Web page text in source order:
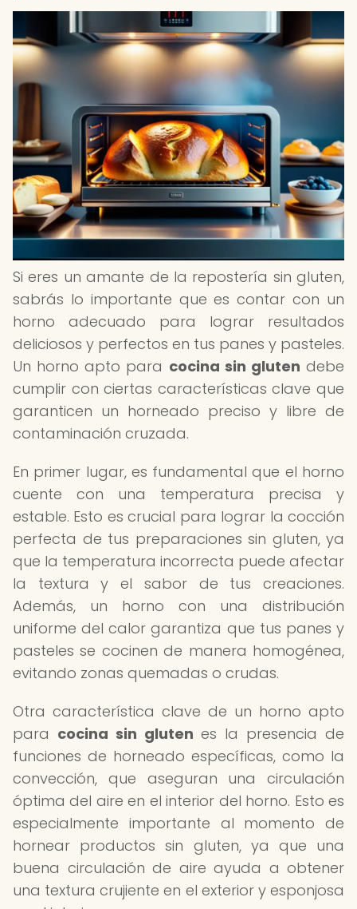
Si eres un amante de la repostería sin gluten,
sabrás lo importante que es contar con un
horno adecuado para lograr resultados
deliciosos y perfectos en tus panes y pasteles.
Un horno apto para cocina sin gluten debe
cumplir con ciertas características clave que
garanticen un horneado preciso y libre de
contaminación cruzada.
En primer lugar, es fundamental que el horno
cuente con una temperatura precisa y
estable. Esto es crucial para lograr la cocción
perfecta de tus preparaciones sin gluten, ya
que la temperatura incorrecta puede afectar
la textura y el sabor de tus creaciones.
Además, un horno con una distribución
uniforme del calor garantiza que tus panes y
pasteles se cocinen de manera homogénea,
evitando zonas quemadas o crudas.
Otra característica clave de un horno apto
para cocina sin gluten es la presencia de
funciones de horneado específicas, como la
convección, que aseguran una circulación
óptima del aire en el interior del horno. Esto es
especialmente importante al momento de
hornear productos sin gluten, ya que una
buena circulación de aire ayuda a obtener
una textura crujiente en el exterior y esponjosa